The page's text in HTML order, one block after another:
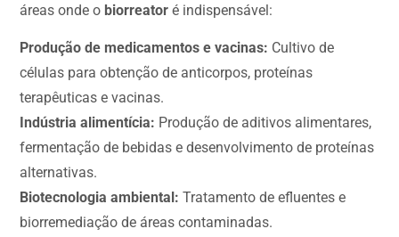
áreas onde o biorreator é indispensável:
Produção de medicamentos e vacinas: Cultivo de
células para obtenção de anticorpos, proteínas
terapêuticas e vacinas.
Indústria alimentícia: Produção de aditivos alimentares,
fermentação de bebidas e desenvolvimento de proteínas
alternativas.
Biotecnologia ambiental: Tratamento de efluentes e
biorremediação de áreas contaminadas.